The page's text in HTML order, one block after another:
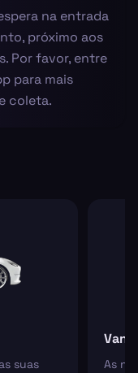
na entrada
próximo aos
Por favor, entre
para mais
coleta.
suas
Van
As